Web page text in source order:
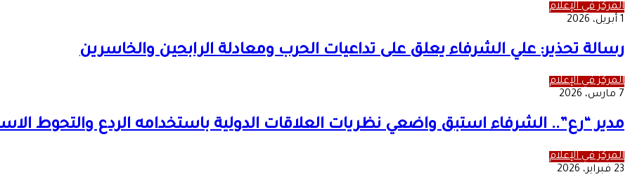
المركز في الإعلام
1 أبريل، 2026
رسالة تحذير: علي الشرفاء يعلق على تداعيات الحرب ومعادلة الرابحين والخاسرين
المركز في الإعلام
7 مارس، 2026
مدير “رع”.. الشرفاء استبق واضعي نظريات العلاقات الدولية باستخدامه الردع والتحوط
المركز في الإعلام
23 فبراير، 2026